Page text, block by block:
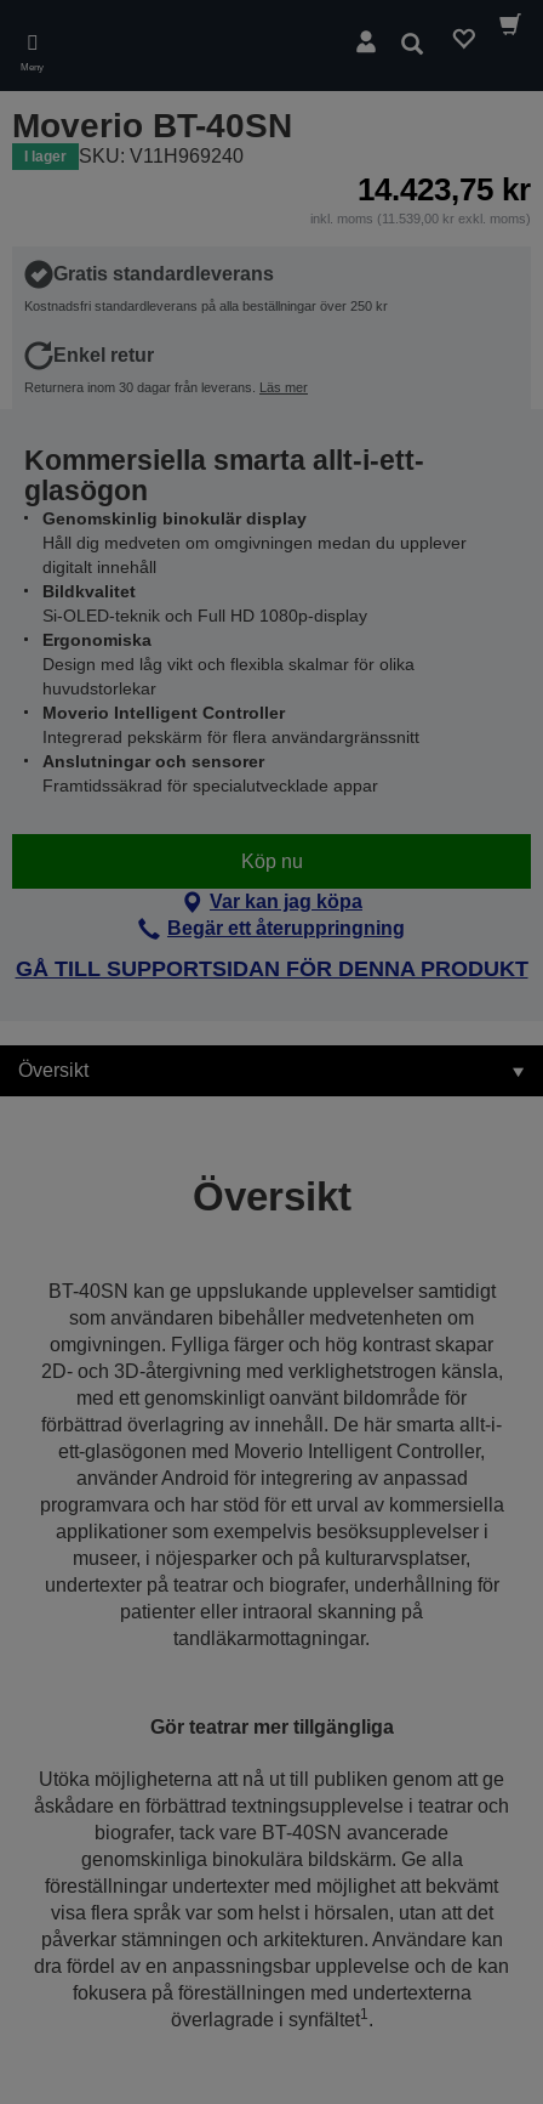
main
content
Meny
Sök
Moverio BT-40SN
I lager SKU: V11H969240
14.423,75 kr
inkl. moms (11.539,00 kr exkl. moms)
Gratis standardleverans
Kostnadsfri standardleverans på alla beställningar över 250 kr
Enkel retur
Returnera inom 30 dagar från leverans. Läs mer
Kommersiella smarta allt-i-ett-
glasögon
Genomskinlig binokulär display
Håll dig medveten om omgivningen medan du upplever
digitalt innehåll
Bildkvalitet
Si-OLED-teknik och Full HD 1080p-display
Ergonomiska
Design med låg vikt och flexibla skalmar för olika
huvudstorlekar
Moverio Intelligent Controller
Integrerad pekskärm för flera användargränssnitt
Anslutningar och sensorer
Framtidssäkrad för specialutvecklade appar
Köp nu
Var kan jag köpa
Begär ett återuppringning
GÅ TILL SUPPORTSIDAN FÖR DENNA PRODUKT
Översikt
Översikt
BT-40SN kan ge uppslukande upplevelser samtidigt
som användaren bibehåller medvetenheten om
omgivningen. Fylliga färger och hög kontrast skapar
2D- och 3D-återgivning med verklighetstrogen känsla,
med ett genomskinligt oanvänt bildområde för
förbättrad överlagring av innehåll. De här smarta allt-i-
ett-glasögonen med Moverio Intelligent Controller,
använder Android för integrering av anpassad
programvara och har stöd för ett urval av kommersiella
applikationer som exempelvis besöksupplevelser i
museer, i nöjesparker och på kulturarvsplatser,
undertexter på teatrar och biografer, underhållning för
patienter eller intraoral skanning på
tandläkarmottagningar.
Gör teatrar mer tillgängliga
Utöka möjligheterna att nå ut till publiken genom att ge
åskådare en förbättrad textningsupplevelse i teatrar och
biografer, tack vare BT-40SN avancerade
genomskinliga binokulära bildskärm. Ge alla
föreställningar undertexter med möjlighet att bekvämt
visa flera språk var som helst i hörsalen, utan att det
påverkar stämningen och arkitekturen. Användare kan
dra fördel av en anpassningsbar upplevelse och de kan
fokusera på föreställningen med undertexterna
överlagrade i synfältet1.